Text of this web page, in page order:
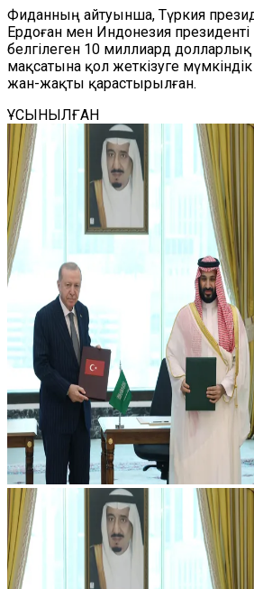
Фиданның айтуынша, Түркия
Ердоған мен Индонезия
белгілеген 10 миллиард
мақсатына қол жеткізуге
жан-жақты қарастырылған.
ҰСЫНЫЛҒАН